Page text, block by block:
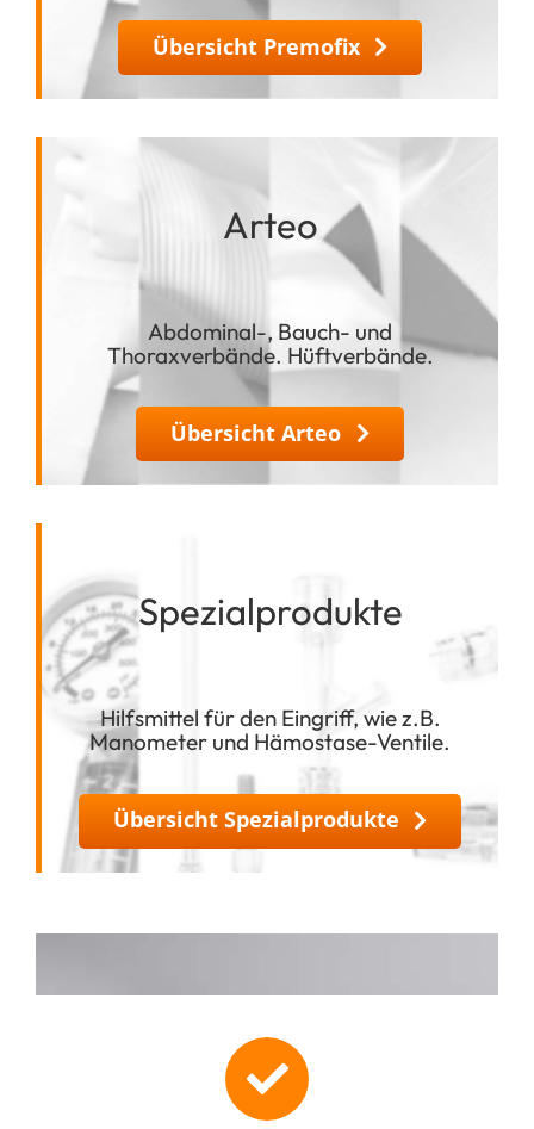
Übersicht Premofix
Arteo
Abdominal-, Bauch- und
Thoraxverbände. Hüftverbände.
Übersicht Arteo
Spezialprodukte
Hilfsmittel für den Eingriff, wie z.B.
Manometer und Hämostase-Ventile.
Übersicht Spezialprodukte